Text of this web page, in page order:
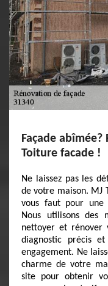
Façade
Toiture facade !
Ne laissez pas les
de votre maison. MJ
vous faut pour une
Nous utilisons des
nettoyer et rénover
diagnostic précis
engagement. Ne
charme de votre
site pour obtenir